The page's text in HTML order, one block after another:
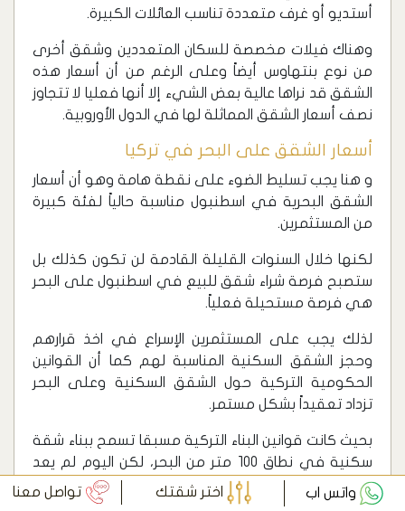
أستديو أو غرف متعددة تناسب العائلات الكبيرة.
وهناك فيلات مخصصة للسكان المتعددين وشقق أخرى
من نوع بنتهاوس أيضاً وعلى الرغم من أن أسعار هذه
الشقق قد نراها عالية بعض الشيء إلا أنها فعليا لا تتجاوز
‫نصف أسعار الشقق المماثلة لها في الدول الأوروبية.
أسعار الشقق على البحر في تركيا
و هنا يجب تسليط الضوء على نقطة هامة وهو أن أسعار
الشقق البحرية في اسطنبول مناسبة حالياً لفئة كبيرة
من المستثمرين.
لكنها خلال السنوات القليلة القادمة لن تكون كذلك بل
ستصبح فرصة شراء شقق للبيع في اسطنبول على البحر
هي فرصة مستحيلة فعلياً.
لذلك يجب على المستثمرين الإسراع في اخذ قرارهم
وحجز الشقق السكنية المناسبة لهم كما أن القوانين
الحكومية التركية حول الشقق السكنية وعلى البحر
تزداد تعقيداً بشكل مستمر.
بحيث كانت قوانين البناء التركية مسبقا تسمح ببناء شقة
سكنية في نطاق 100 متر من البحر، لكن اليوم لم يعد
هذا القرار موجوداً بل تم إلغاء هذا القرار.
واتس اب اختر شقتك تواصل معنا